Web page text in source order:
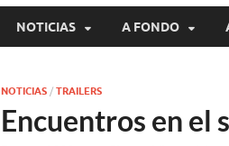
NOTICIAS A FONDO
NOTICIAS / TRAILERS
Encuentros en el